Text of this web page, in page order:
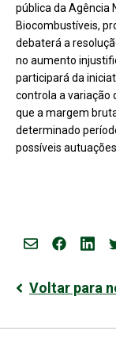
pública da Agência
Biocombustíveis,
debaterá a
no aumento
participará da
controla a variação
que a margem
determinado
possíveis autuações.
Voltar para